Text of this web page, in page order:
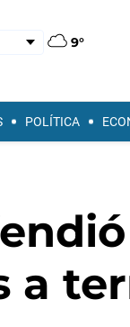
9°
POLÍTICA
a